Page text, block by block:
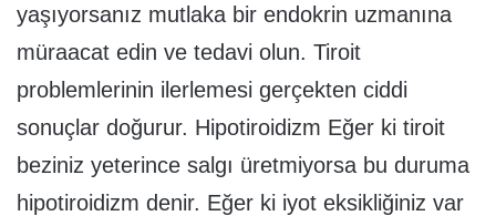
yaşıyorsanız mutlaka bir endokrin uzmanına
müraacat edin ve tedavi olun. Tiroit
problemlerinin ilerlemesi gerçekten ciddi
sonuçlar doğurur. Hipotiroidizm Eğer ki tiroit
beziniz yeterince salgı üretmiyorsa bu duruma
hipotiroidizm denir. Eğer ki iyot eksikliğiniz var